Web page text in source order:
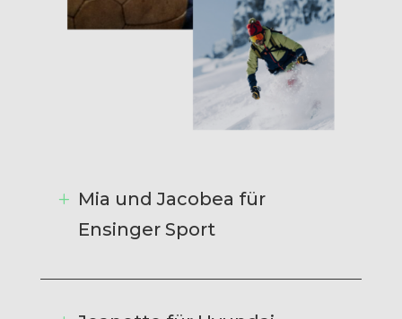
Mia und Jacobea für
Ensinger Sport